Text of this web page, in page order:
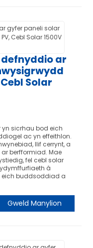
ar
Solar
yn sicrhau bod eich
ac yn effeithlon.
llif cerrynt, a
berfformiad. Mae
fel cebl solar
â
buddsoddiad a
Gweld Manylion